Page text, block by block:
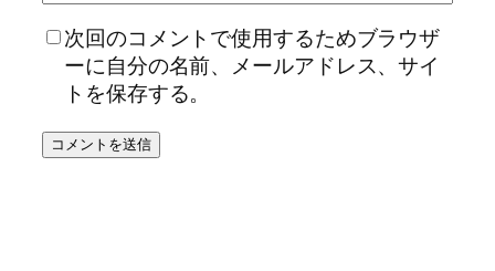
次回のコメントで使用するためブラウザ
ーに自分の名前、メールアドレス、サイ
トを保存する。